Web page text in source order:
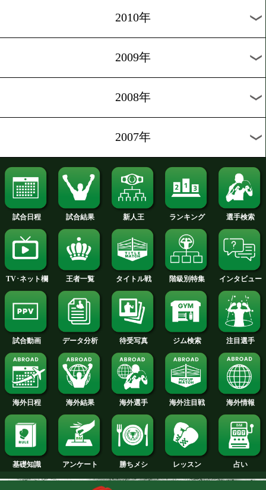
2019年
2018年
2017年
2016年
2015年
2014年
2013年
2012年
2011年
2010年